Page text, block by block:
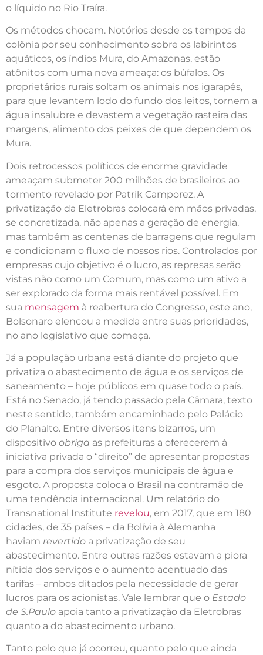
o líquido no Rio Traíra.
Os métodos chocam. Notórios desde os tempos da
colônia por seu conhecimento sobre os labirintos
aquáticos, os índios Mura, do Amazonas, estão
atônitos com uma nova ameaça: os búfalos. Os
proprietários rurais soltam os animais nos igarapés,
para que levantem lodo do fundo dos leitos, tornem a
água insalubre e devastem a vegetação rasteira das
margens, alimento dos peixes de que dependem os
Mura.
Dois retrocessos políticos de enorme gravidade
ameaçam submeter 200 milhões de brasileiros ao
tormento revelado por Patrik Camporez. A
privatização da Eletrobras colocará em mãos privadas,
se concretizada, não apenas a geração de energia,
mas também as centenas de barragens que regulam
e condicionam o fluxo de nossos rios. Controlados por
empresas cujo objetivo é o lucro, as represas serão
vistas não como um Comum, mas como um ativo a
ser explorado da forma mais rentável possível. Em
sua mensagem à reabertura do Congresso, este ano,
Bolsonaro elencou a medida entre suas prioridades,
no ano legislativo que começa.
Já a população urbana está diante do projeto que
privatiza o abastecimento de água e os serviços de
saneamento – hoje públicos em quase todo o país.
Está no Senado, já tendo passado pela Câmara, texto
neste sentido, também encaminhado pelo Palácio
do Planalto. Entre diversos itens bizarros, um
dispositivo obriga as prefeituras a oferecerem à
iniciativa privada o “direito” de apresentar propostas
para a compra dos serviços municipais de água e
esgoto. A proposta coloca o Brasil na contramão de
uma tendência internacional. Um relatório do
Transnational Institute revelou, em 2017, que em 180
cidades, de 35 países – da Bolívia à Alemanha
haviam revertido a privatização de seu
abastecimento. Entre outras razões estavam a piora
nítida dos serviços e o aumento acentuado das
tarifas – ambos ditados pela necessidade de gerar
lucros para os acionistas. Vale lembrar que o Estado
de S.Paulo apoia tanto a privatização da Eletrobras
quanto a do abastecimento urbano.
Tanto pelo que já ocorreu, quanto pelo que ainda